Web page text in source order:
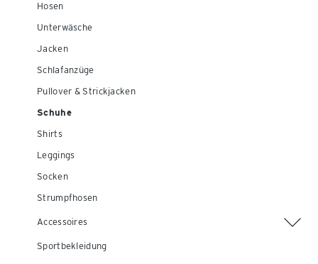
Hosen
Unterwäsche
Jacken
Schlafanzüge
Pullover & Strickjacken
Schuhe
Shirts
Leggings
Socken
Strumpfhosen
Accessoires
Sportbekleidung